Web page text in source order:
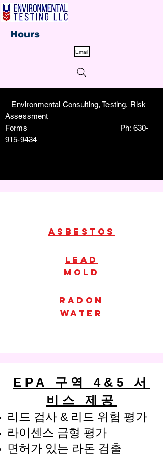
Email
Environmental Consulting, Testing, Risk
Assessment
Forms Ph: 630-
915-9434
Hours
Asbestos
Lead
mold
radon
water
EPA 구역 4&5 서
비스 제공
리드 검사 & 리드 위험 평가
라이센스 금형 평가
면허가 있는 라돈 검출